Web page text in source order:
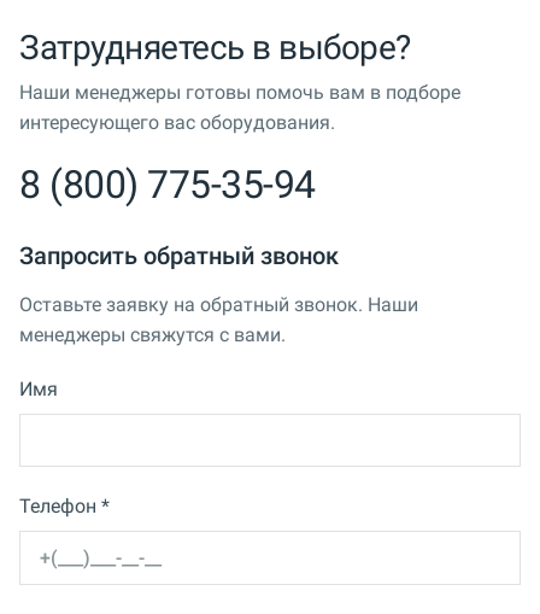
Затрудняетесь в выборе?
Наши менеджеры готовы помочь вам в подборе
интересующего вас оборудования.
8 (800) 775-35-94
Запросить обратный звонок
Оставьте заявку на обратный звонок. Наши
менеджеры свяжутся с вами.
Имя
Телефон *